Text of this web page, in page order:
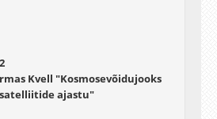
Kvell "Kosmosevõidujooks
ajastu"